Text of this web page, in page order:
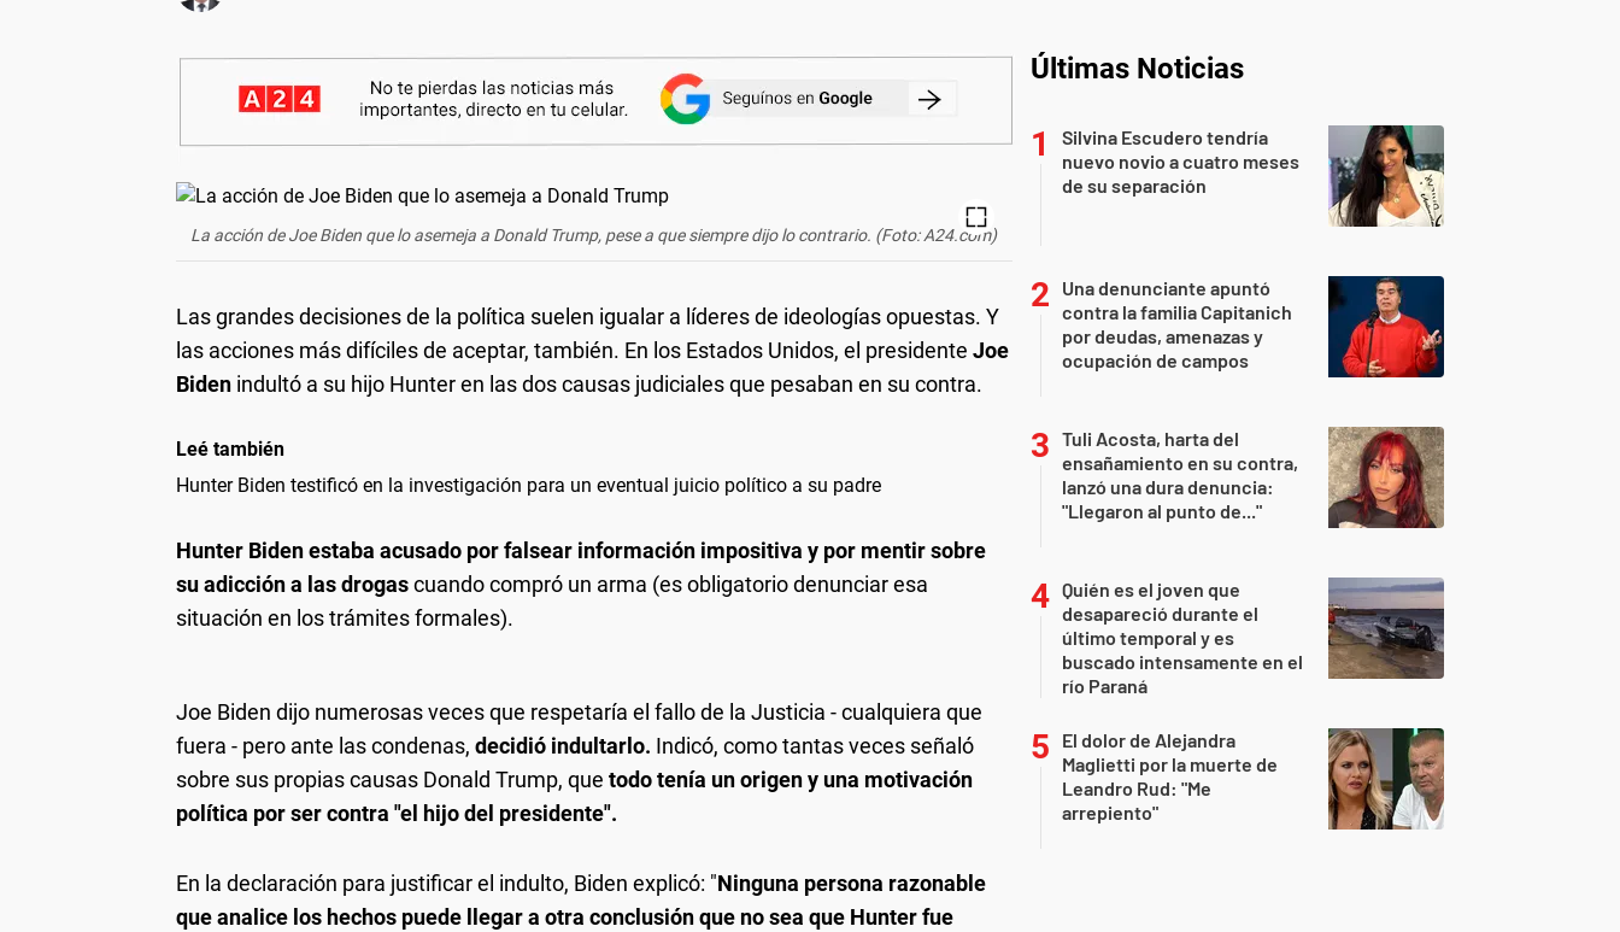
La acción de Joe Biden que lo asemeja a Donald Trump, pese a que siempre dijo lo contrario. (Foto: A24.com)
Las grandes decisiones de la política suelen igualar a líderes de ideologías opuestas. Y
las acciones más difíciles de aceptar, también. En los Estados Unidos, el presidente Joe
Biden indultó a su hijo Hunter en las dos causas judiciales que pesaban en su contra.
Leé también
Hunter Biden testificó en la investigación para un eventual juicio político a su padre
Hunter Biden estaba acusado por falsear información impositiva y por mentir sobre
su adicción a las drogascuando compró un arma (es obligatorio denunciar esa
situación en los trámites formales).
Joe Biden dijo numerosas veces que respetaría el fallo de la Justicia - cualquiera que
fuera - pero ante las condenas, decidió indultarlo. Indicó, como tantas veces señaló
sobre sus propias causas Donald Trump, que todo tenía un origen y una motivación
política por ser contra "el hijo del presidente".
En la declaración para justificar el indulto, Biden explicó: "Ninguna persona razonable
que analice los hechos puede llegar a otra conclusión que no sea que Hunter fue
Últimas Noticias
Silvina Escudero tendría
nuevo novio a cuatro meses
de su separación
Una denunciante apuntó
contra la familia Capitanich
por deudas, amenazas y
ocupación de campos
Tuli Acosta, harta del
ensañamiento en su contra,
lanzó una dura denuncia:
"Llegaron al punto de..."
Quién es el joven que
desapareció durante el
último temporal y es
buscado intensamente en el
río Paraná
El dolor de Alejandra
Maglietti por la muerte de
Leandro Rud: "Me
arrepiento"